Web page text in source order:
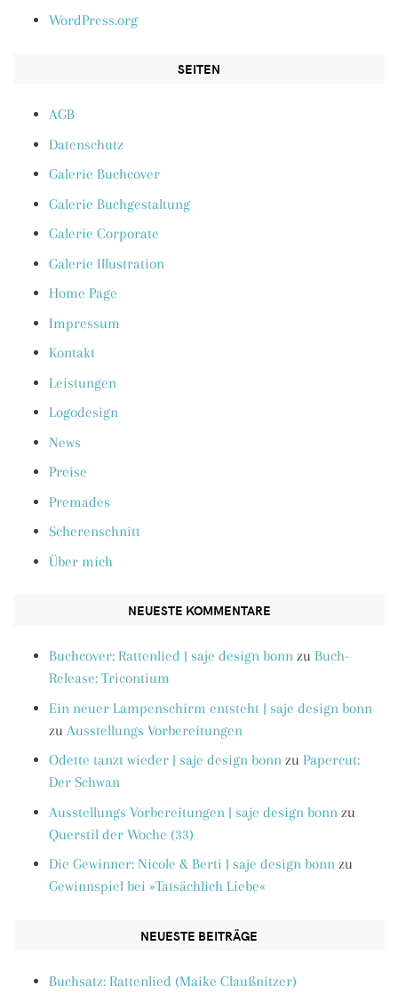
WordPress.org
SEITEN
AGB
Datenschutz
Galerie Buchcover
Galerie Buchgestaltung
Galerie Corporate
Galerie Illustration
Home Page
Impressum
Kontakt
Leistungen
Logodesign
News
Preise
Premades
Scherenschnitt
Über mich
NEUESTE KOMMENTARE
Buchcover: Rattenlied | saje design bonn zu Buch-
Release: Tricontium
Ein neuer Lampenschirm entsteht | saje design bonn
zu Ausstellungs Vorbereitungen
Odette tanzt wieder | saje design bonn zu Papercut:
Der Schwan
Ausstellungs Vorbereitungen | saje design bonn zu
Querstil der Woche (33)
Die Gewinner: Nicole & Berti | saje design bonn zu
Gewinnspiel bei »Tatsächlich Liebe«
NEUESTE BEITRÄGE
Buchsatz: Rattenlied (Maike Claußnitzer)